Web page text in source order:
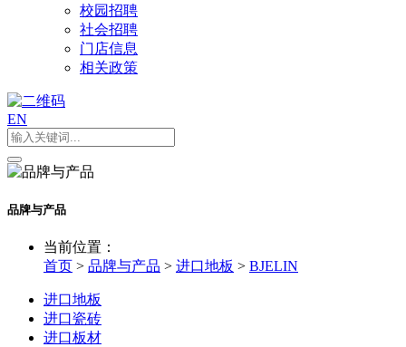
校园招聘
社会招聘
门店信息
相关政策
EN
品牌与产品
当前位置：
首页 > 品牌与产品 > 进口地板 > BJELIN
进口地板
进口瓷砖
进口板材